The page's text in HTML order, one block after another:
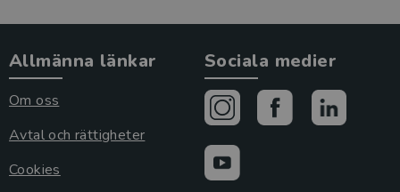
Allmänna länkar
Om oss
Avtal och rättigheter
Cookies
Sociala medier